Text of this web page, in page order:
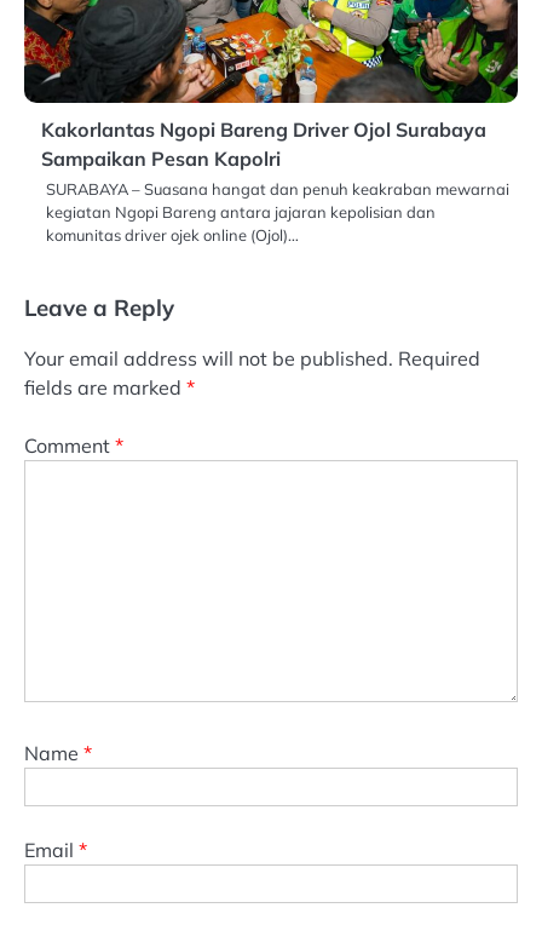
Kakorlantas Ngopi Bareng Driver Ojol Surabaya
Sampaikan Pesan Kapolri
SURABAYA – Suasana hangat dan penuh keakraban mewarnai
kegiatan Ngopi Bareng antara jajaran kepolisian dan
komunitas driver ojek online (Ojol)…
Leave a Reply
Your email address will not be published. Required
fields are marked *
Comment *
Name *
Email *